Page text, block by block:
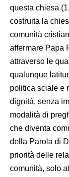
questa chiesa
costruita la
comunità
affermare Papa
attraverso le
qualunque
politica sciale e
dignità, senza
modalità di
che diventa
della Parola di
priorità delle
comunità, solo